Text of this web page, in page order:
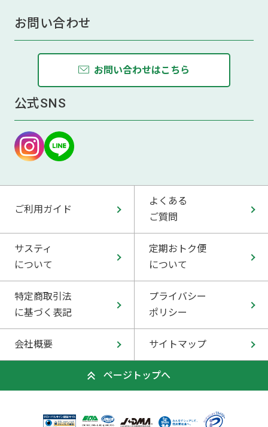
お問い合わせ
お問い合わせはこちら
公式SNS
ご利用ガイド
よくある
ご質問
サスティ
について
定期おトク便
について
特定商取引法
に基づく表記
プライバシー
ポリシー
会社概要 サイトマップ
ページトップへ